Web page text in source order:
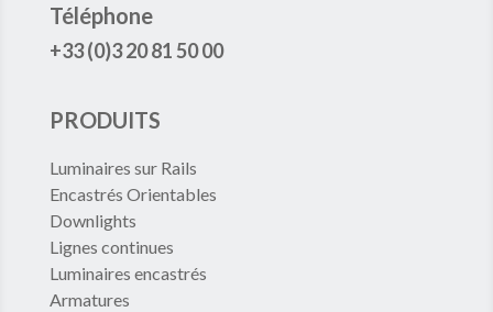
Téléphone
+33 (0)3 20 81 50 00
PRODUITS
Luminaires sur Rails
Encastrés Orientables
Downlights
Lignes continues
Luminaires encastrés
Armatures